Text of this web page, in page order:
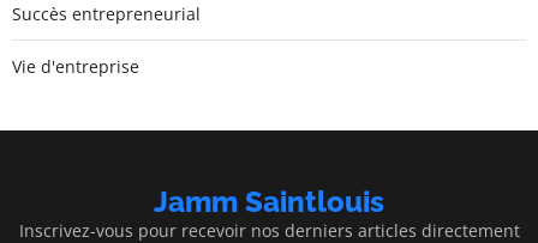
Succès entrepreneurial
Vie d'entreprise
Jamm Saintlouis
Inscrivez-vous pour recevoir nos derniers articles directement